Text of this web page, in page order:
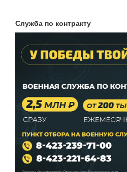
Служба по контракту